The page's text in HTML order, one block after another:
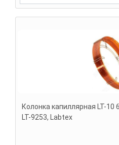
Колонка капиллярная LT-10
LT-9253, Labtex